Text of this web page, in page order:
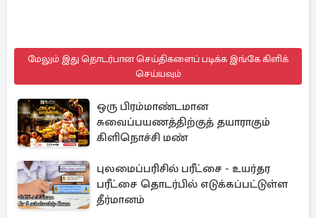
மேலும் இது தொடர்பான செய்திகளைப் படிக்க இங்கே கிளிக்
செய்யவும்
ஒரு பிரம்மாண்டமான
சுவைப்பயணத்திற்குத் தயாராகும்
கிளிநொச்சி மண்
புலமைப்பரிசில் பரீட்சை - உயர்தர
பரீட்சை தொடர்பில் எடுக்கப்பட்டுள்ள
தீர்மானம்